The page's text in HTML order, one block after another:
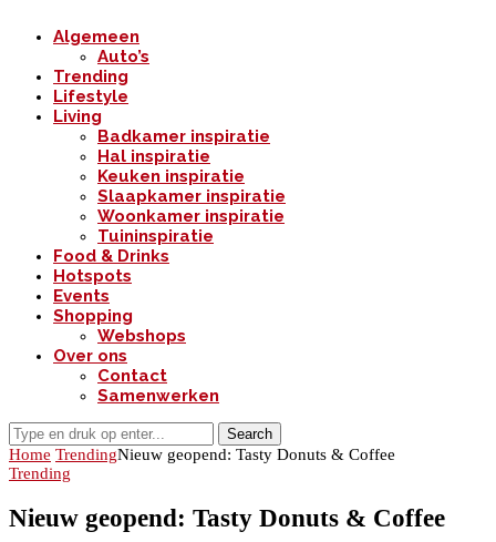
Algemeen
Auto’s
Trending
Lifestyle
Living
Badkamer inspiratie
Hal inspiratie
Keuken inspiratie
Slaapkamer inspiratie
Woonkamer inspiratie
Tuininspiratie
Food & Drinks
Hotspots
Events
Shopping
Webshops
Over ons
Contact
Samenwerken
Search
Home TrendingNieuw geopend: Tasty Donuts & Coffee
Trending
Nieuw geopend: Tasty Donuts & Coffee